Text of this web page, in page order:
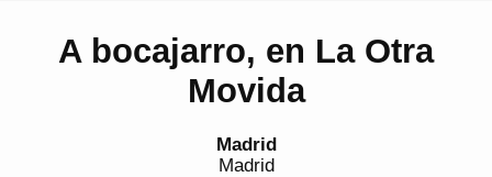
A bocajarro, en La Otra
Movida
Madrid
Madrid